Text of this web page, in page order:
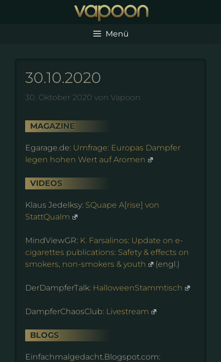
Menü
30.10.2020
30. Oktober 2020 von Vapoon
MAGAZINE
Egarage.de: Umfrage: Europas Dampfer
legen hohen Wert auf Aromen
VIDEOS
Klaus Jedelksy: SQuape A[rise] von
StattQualm
MindViewGR: K. Farsalinos: Update on e-
cigarettes publications: Safety & effects on
smokers, non-smokers & youth
(engl.)
DerDampferTalk: HalloweenStammtisch
DampferChaosClub: Livestream
BLOGS
Einfachmalgedacht.Blogspot.com: